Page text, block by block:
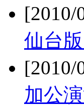
仙台
加公